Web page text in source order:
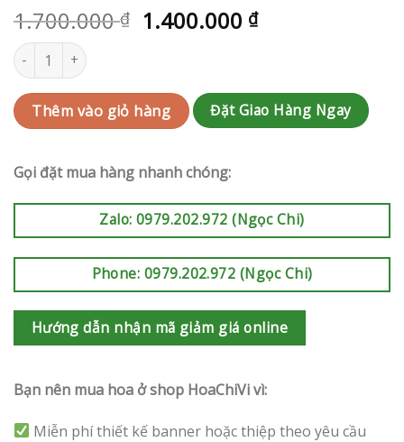
1.700.000₫ 1.400.000 ₫
Kệ chúc mừng khai trương | HCVKKT22 số lượng
Thêm vào giỏ hàng Đặt Giao Hàng Ngay
Gọi đặt mua hàng nhanh chóng:
Zalo: 0979.202.972 (Ngọc Chi)
Phone: 0979.202.972 (Ngọc Chi)
Hướng dẫn nhận mã giảm giá online
Bạn nên mua hoa ở shop HoaChiVi vì:
Miễn phí thiết kế banner hoặc thiệp theo yêu cầu